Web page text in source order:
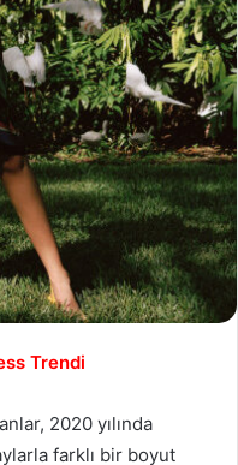
Trendi
2020 yılında
farklı bir boyut